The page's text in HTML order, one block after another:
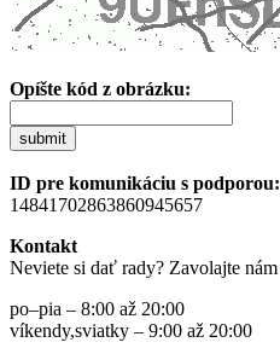
Opíšte kód z obrázku:
submit
ID pre komunikáciu s podporou:
14841702863860945657
Kontakt
Neviete si dať rady? Zavolajte nám
po–pia – 8:00 až 20:00
víkendy,sviatky – 9:00 až 20:00